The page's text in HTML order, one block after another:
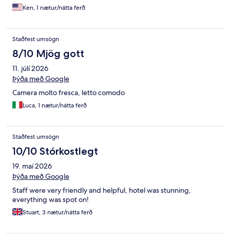
Ken, 1 nætur/nátta ferð
Staðfest umsögn
8/10 Mjög gott
11. júlí 2026
Þýða með Google
Camera molto fresca, letto comodo
Luca, 1 nætur/nátta ferð
Staðfest umsögn
10/10 Stórkostlegt
19. maí 2026
Þýða með Google
Staff were very friendly and helpful, hotel was stunning,
everything was spot on!
Stuart, 3 nætur/nátta ferð